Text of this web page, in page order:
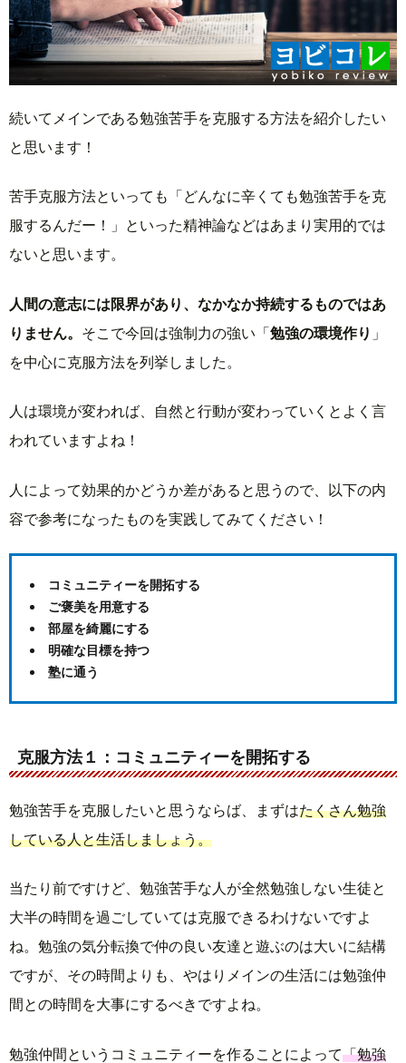
続いてメインである勉強苦手を克服する方法を紹介したい
と思います！
苦手克服方法といっても「どんなに辛くても勉強苦手を克
服するんだー！」といった精神論などはあまり実用的では
ないと思います。
人間の意志には限界があり、なかなか持続するものではあ
りません。 そこで今回は強制力の強い「勉強の環境作り 」
を中心に克服方法を列挙しました。
人は環境が変われば、自然と行動が変わっていくとよく言
われていますよね！
人によって効果的かどうか差があると思うので、以下の内
容で参考になったものを実践してみてください！
コミュニティーを開拓する
ご褒美を用意する
部屋を綺麗にする
明確な目標を持つ
塾に通う
克服方法１：コミュニティーを開拓する
勉強苦手を克服したいと思うならば、まずはたくさん勉強
している人と生活しましょう。
当たり前ですけど、勉強苦手な人が全然勉強しない生徒と
大半の時間を過ごしていては克服できるわけないですよ
ね。勉強の気分転換で仲の良い友達と遊ぶのは大いに結構
ですが、その時間よりも、やはりメインの生活には勉強仲
間との時間を大事にするべきですよね。
勉強仲間というコミュニティーを作ることによって「勉強